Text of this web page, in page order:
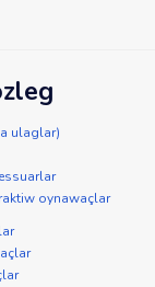
ulaglar)
oynawaçlar